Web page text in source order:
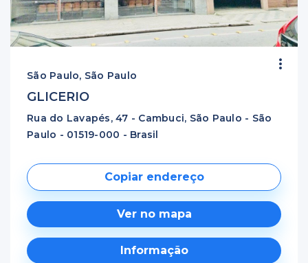
São Paulo, São Paulo
GLICERIO
Rua do Lavapés, 47 - Cambuci, São Paulo - São
Paulo - 01519-000 - Brasil
Copiar endereço
Ver no mapa
Informação